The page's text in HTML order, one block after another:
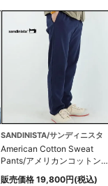
SANDINISTA/サンディニスタ
American Cotton Sweat
Pants/アメリカンコットンス
ウェットパンツ
販売価格 19,800円(税込)